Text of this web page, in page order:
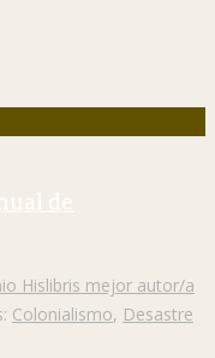
de
Hislibris mejor autor/a
Colonialismo, Desastre